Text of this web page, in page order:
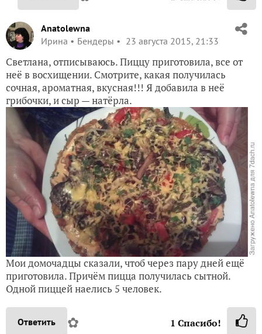
Anatolewna
Ирина
Бендеры 23 августа 2015, 21:33
Светлана, отписываюсь. Пиццу приготовила, все от
неё в восхищении. Смотрите, какая получилась
сочная, ароматная, вкусная!!! Я добавила в неё
грибочки, и сыр — натёрла.
Мои домочадцы сказали, чтоб через пару дней ещё
приготовила. Причём пицца получилась сытной.
Одной пиццей наелись 5 человек.
Ответить ✿ 1 Спасибо!